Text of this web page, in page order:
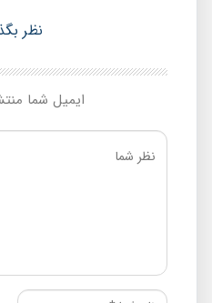
نظر بگذارید
ایمیل شما منتشر